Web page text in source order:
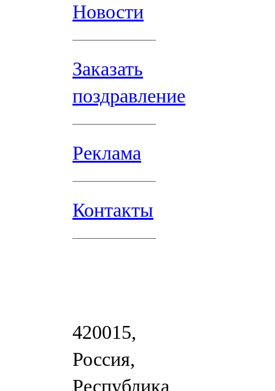
Новости
Заказать
поздравление
Реклама
Контакты
420015,
Россия,
Республика